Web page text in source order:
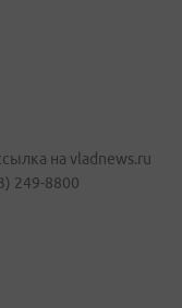
на vladnews.ru
249-8800